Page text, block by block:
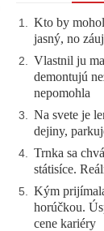
1. Kto by
jasný, no
2. Vlastnil ju
demontujú
nepomohla
3. Na svete je
dejiny,
4. Trnka sa
státisíce.
5. Kým
horúčkou.
cene kariéry